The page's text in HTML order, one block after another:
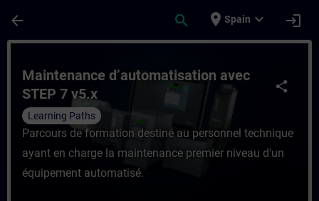
arrow_back search place Spain expand_more login
share
Maintenance d’automatisation avec
STEP 7 v5.x
Learning Paths
Parcours de formation destiné au personnel technique
ayant en charge la maintenance premier niveau d'un
équipement automatisé.